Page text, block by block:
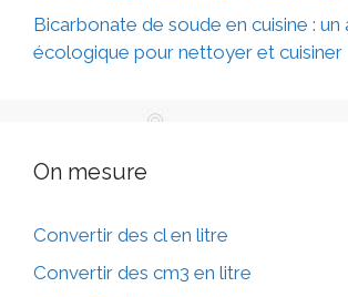
Bicarbonate de soude en cuisine : un
écologique pour nettoyer et cuisiner
On mesure
Convertir des cl en litre
Convertir des cm3 en litre